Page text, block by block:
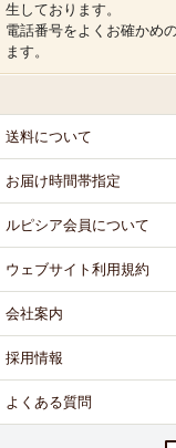
生しております。
電話番号をよくお確かめ
ます。
送料について
お届け時間帯指定
ルピシア会員について
ウェブサイト利用規約
会社案内
採用情報
よくある質問